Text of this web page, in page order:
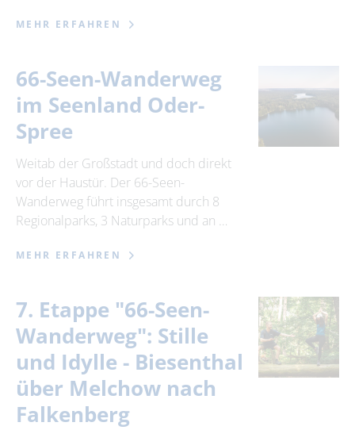
MEHR ERFAHREN
66-Seen-Wanderweg
im Seenland Oder-
Spree
Weitab der Großstadt und doch direkt
vor der Haustür. Der 66-Seen-
Wanderweg führt insgesamt durch 8
Regionalparks, 3 Naturparks und an …
MEHR ERFAHREN
7. Etappe "66-Seen-
Wanderweg": Stille
und Idylle - Biesenthal
über Melchow nach
Falkenberg